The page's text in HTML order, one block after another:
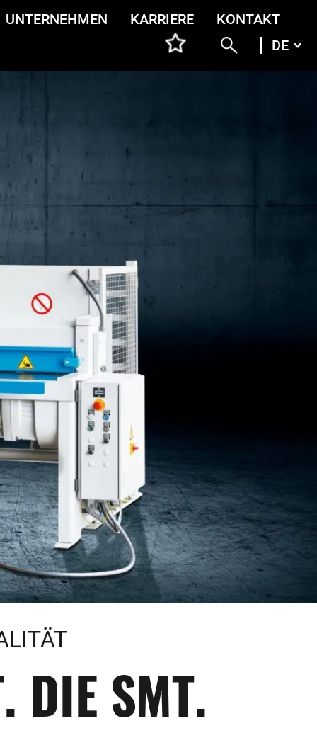
UNTERNEHMEN KARRIERE
KONTAKT
DE
DIE SMT.